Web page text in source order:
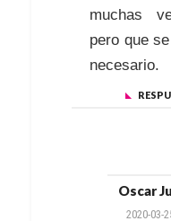
muchas
pero que
necesario.
Oscar
2020-03-